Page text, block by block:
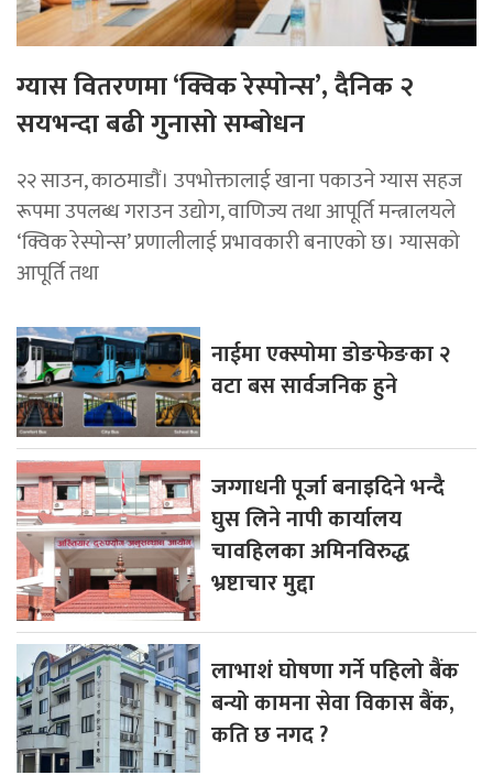
ग्यास वितरणमा ‘क्विक रेस्पोन्स’, दैनिक २
सयभन्दा बढी गुनासो सम्बोधन
२२ साउन, काठमाडाैं। उपभोक्तालाई खाना पकाउने ग्यास सहज
रूपमा उपलब्ध गराउन उद्योग, वाणिज्य तथा आपूर्ति मन्त्रालयले
‘क्विक रेस्पोन्स’ प्रणालीलाई प्रभावकारी बनाएको छ। ग्यासको
आपूर्ति तथा
नाईमा एक्स्पोमा डोङफेङका २
वटा बस सार्वजनिक हुने
जग्गाधनी पूर्जा बनाइदिने भन्दै
घुस लिने नापी कार्यालय
चावहिलका अमिनविरुद्ध
भ्रष्टाचार मुद्दा
लाभाशं घोषणा गर्ने पहिलो बैंक
बन्यो कामना सेवा विकास बैंक,
कति छ नगद ?